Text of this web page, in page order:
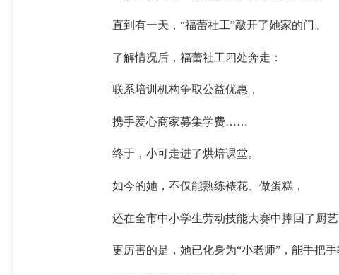
直到有一天，“福蕾社工”敲开了她家的门。
了解情况后，福蕾社工四处奔走：
联系培训机构争取公益优惠，
携手爱心商家募集学费……
终于，小可走进了烘焙课堂。
如今的她，不仅能熟练裱花、做蛋糕，
还在全市中小学生劳动技能大赛中捧回了厨艺
更厉害的是，她已化身为“小老师”，能手把手